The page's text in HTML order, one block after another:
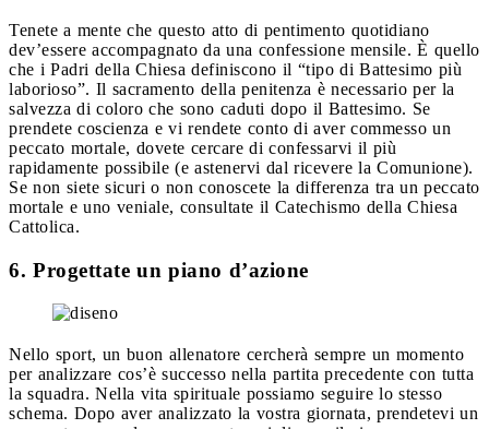
Tenete a mente che questo atto di pentimento quotidiano
dev’essere accompagnato da una confessione mensile. È quello
che i Padri della Chiesa definiscono il “tipo di Battesimo più
laborioso”. Il sacramento della penitenza è necessario per la
salvezza di coloro che sono caduti dopo il Battesimo. Se
prendete coscienza e vi rendete conto di aver commesso un
peccato mortale, dovete cercare di confessarvi il più
rapidamente possibile (e astenervi dal ricevere la Comunione).
Se non siete sicuri o non conoscete la differenza tra un peccato
mortale e uno veniale, consultate il Catechismo della Chiesa
Cattolica.
6. Progettate un piano d’azione
Nello sport, un buon allenatore cercherà sempre un momento
per analizzare cos’è successo nella partita precedente con tutta
la squadra. Nella vita spirituale possiamo seguire lo stesso
schema. Dopo aver analizzato la vostra giornata, prendetevi un